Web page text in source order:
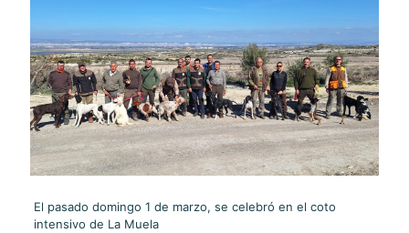
El pasado domingo 1 de marzo, se celebró en el coto
intensivo de La Muela